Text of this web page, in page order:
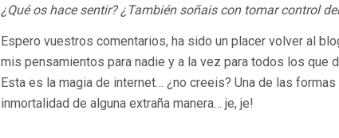
¿Qué os hace sentir? ¿También soñais con tomar control
Espero vuestros comentarios, ha sido un placer volver al
mis pensamientos para nadie y a la vez para todos los que
Esta es la magia de internet… ¿no creeis? Una de las
inmortalidad de alguna extraña manera… je, je!